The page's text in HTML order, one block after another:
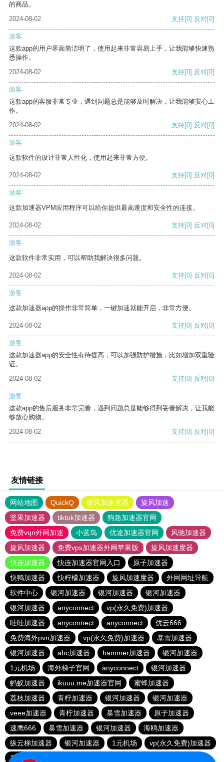
的商品。
2024-08-02
支持[0] 反对[0]
游客
这款app的用户界面简洁明了，使用起来非常容易上手，让我能够快速熟
悉操作。
2024-08-02
支持[0] 反对[0]
游客
这款app的客服非常专业，遇到问题总是能够及时解决，让我能够安心工
作。
2024-08-02
支持[0] 反对[0]
游客
这款软件的设计非常人性化，使用起来非常方便。
2024-08-02 支持[0] 反对[0]
游客
这款加速器VPM应用程序可以给你提供最高速度和安全性的连接。
2024-08-02 支持[0] 反对[0]
游客
这款软件非常实用，可以帮助我解决很多问题。
2024-08-02 支持[0] 反对[0]
游客
这款加速器app的操作非常简单，一键加速就能开启，非常方便。
2024-08-02 支持[0] 反对[0]
游客
这款加速器app的安全性有待提高，可以加强防护措施，比如增加双重验
证。
2024-08-02
支持[0] 反对[0]
游客
这款app的售后服务非常完善，遇到问题总是能够得到妥善解决，让我能
够放心购物。
2024-08-02
支持[0] 反对[0]
友情链接
网站地图 QuickQ 旋风加速度器
旋风加速
坚果加速器
tiktok加速器
狗急加速器官网
免费vqn外网加速
小蓝鸟 优途加速器官网
风驰加速器
旋风加速器
免费vps加速器外网苹果版
旋风加速度器
快连加速器
快连加速器官网入口
原子加速器
快鸭加速器
快柠檬加速器 旋风加速度器
外网网址导航
软件中心
银河加速器 银河加速器
银河加速器
银河加速器
anyconnect
vp(永久免费)加速器
哇哇加速器
anyconnect anyconnect
优云666
免费海外pvn加速器
vp(永久免费)加速器
暴雪加速器
银河加速器
abc加速器 hammer加速器
银河加速器
1元机场
海外梯子官网 anyconnect
银河加速器
蚂蚁加速器
ikuuu.me加速器官网
蜜蜂加速器
荔枝加速器
青柠加速器 银河加速器
银河加速器
veee加速器
青柠加速器 暴雪加速器
原子加速器
速鹰666
暴雪加速器 银河加速器
海鸥加速器
纵云梯加速器
银河加速器 1元机场
vp(永久免费)加速器
番石榴加速器